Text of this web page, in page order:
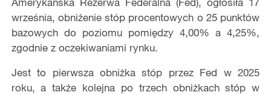
września, obniżenie stóp procentowych o 25 punktów
bazowych do poziomu pomiędzy 4,00% a 4,25%,
zgodnie z oczekiwaniami rynku.
Jest to pierwsza obniżka stóp przez Fed w 2025
roku, a także kolejna po trzech obniżkach stóp w